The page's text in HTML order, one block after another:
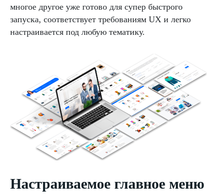
многое другое уже готово для супер быстрого
запуска, соответствует требованиям UX и легко
настраивается под любую тематику.
Настраиваемое главное меню